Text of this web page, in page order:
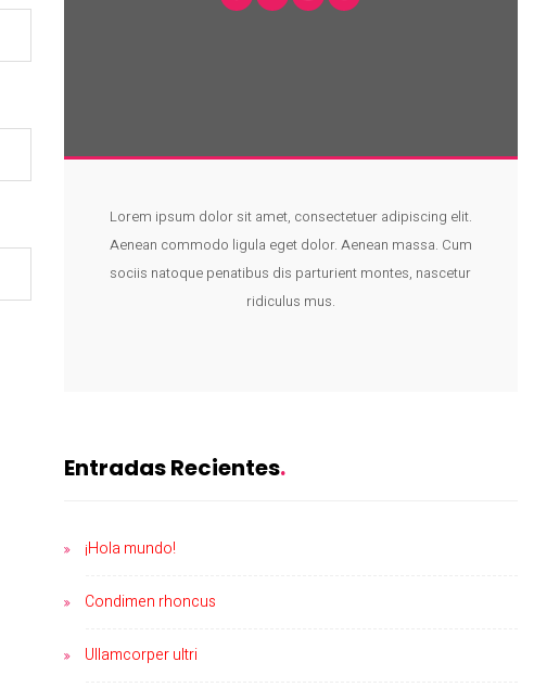
Lorem ipsum dolor sit amet, consectetuer adipiscing elit.
Aenean commodo ligula eget dolor. Aenean massa. Cum
sociis natoque penatibus dis parturient montes, nascetur
ridiculus mus.
Entradas Recientes
¡Hola mundo!
Condimen rhoncus
Ullamcorper ultri